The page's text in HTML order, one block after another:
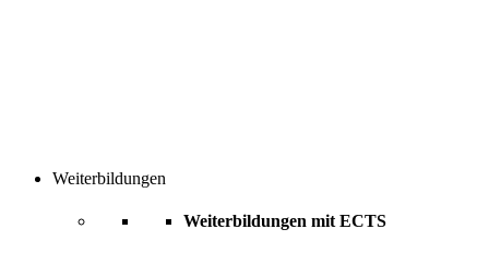
Weiterbildungen
Weiterbildungen mit ECTS